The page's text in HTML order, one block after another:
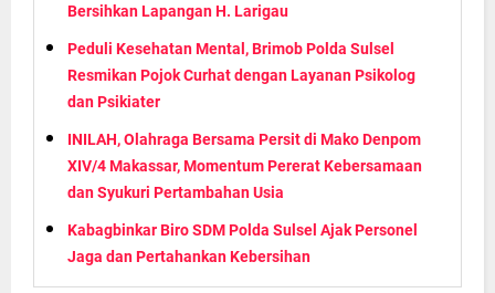
Bersihkan Lapangan H. Larigau
Peduli Kesehatan Mental, Brimob Polda Sulsel
Resmikan Pojok Curhat dengan Layanan Psikolog
dan Psikiater
INILAH, Olahraga Bersama Persit di Mako Denpom
XIV/4 Makassar, Momentum Pererat Kebersamaan
dan Syukuri Pertambahan Usia
Kabagbinkar Biro SDM Polda Sulsel Ajak Personel
Jaga dan Pertahankan Kebersihan